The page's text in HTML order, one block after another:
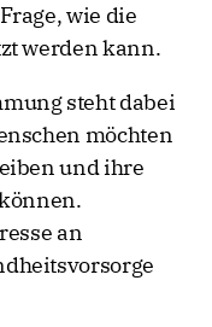
wie die
werden kann.
steht dabei
möchten
und ihre
an